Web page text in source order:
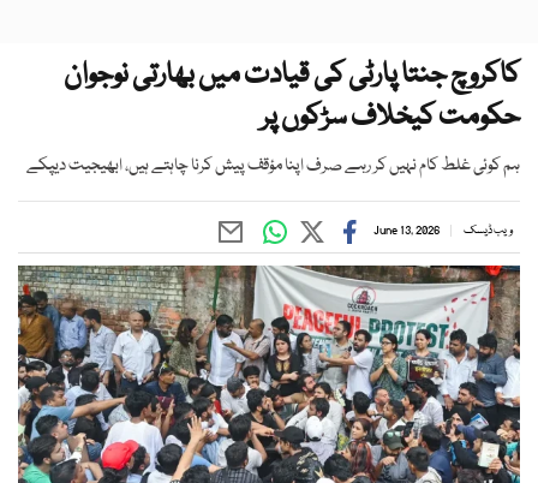
کاکروچ جنتا پارٹی کی قیادت میں بھارتی نوجوان
حکومت کیخلاف سڑکوں پر
ہم کوئی غلط کام نہیں کر رہے صرف اپنا مؤقف پیش کرنا چاہتے ہیں، ابھیجیت دیپکے
ویب ڈیسک June 13, 2026